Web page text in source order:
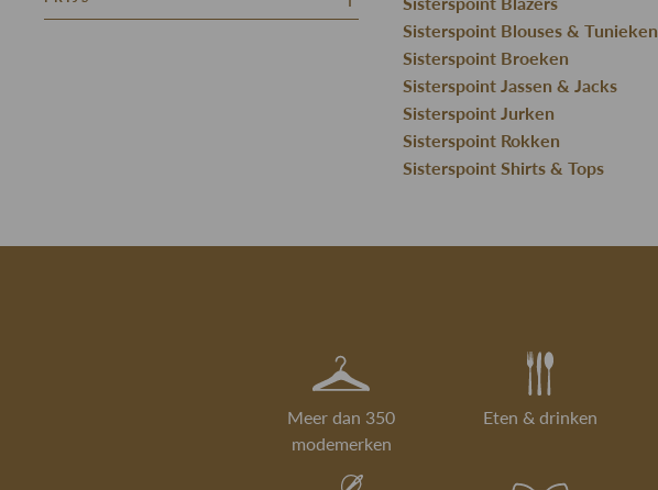
Sisterspoint Blouses & Tunieken
Sisterspoint Broeken
Sisterspoint Jassen & Jacks
Sisterspoint Jurken
Sisterspoint Rokken
Sisterspoint Shirts & Tops
Meer dan 350
modemerken
Eten & drinken